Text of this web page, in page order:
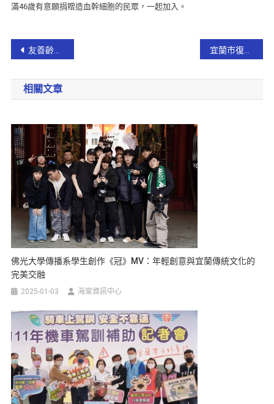
滿46歲有意願捐贈造血幹細胞的民眾，一起加入。
友善齡距離健康憶起行健走活動
相關文章
佛光大學傳播系學生創作《冠》MV：年輕創意與宜蘭傳統文化的
完美交融
2025-01-03 海棠資訊中心